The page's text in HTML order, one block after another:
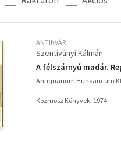
ANTIKVÁR
Szentiványi Kálmán
A félszárnyú madár.
Antiquarium Hungaricum
Kozmosz Könyvek, 1974